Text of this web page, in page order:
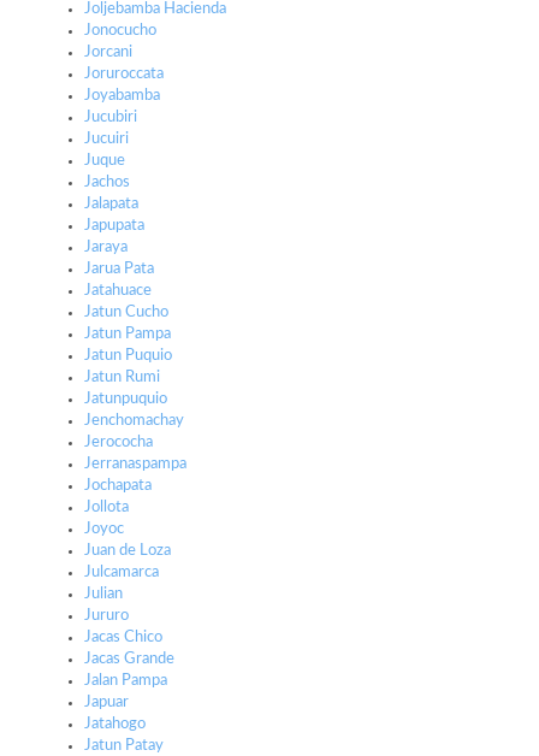
Joljebamba Hacienda
Jonocucho
Jorcani
Joruroccata
Joyabamba
Jucubiri
Jucuiri
Juque
Jachos
Jalapata
Japupata
Jaraya
Jarua Pata
Jatahuace
Jatun Cucho
Jatun Pampa
Jatun Puquio
Jatun Rumi
Jatunpuquio
Jenchomachay
Jerococha
Jerranaspampa
Jochapata
Jollota
Joyoc
Juan de Loza
Julcamarca
Julian
Jururo
Jacas Chico
Jacas Grande
Jalan Pampa
Japuar
Jatahogo
Jatun Patay